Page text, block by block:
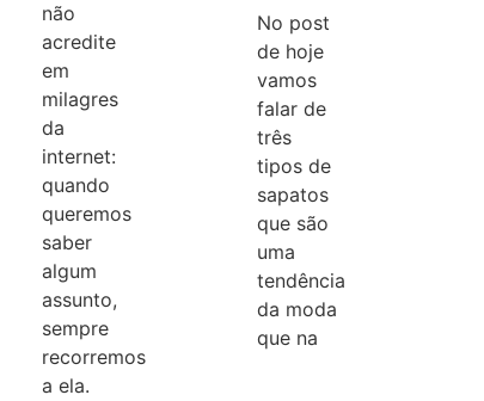
não
acredite
em
milagres
da
internet:
quando
queremos
saber
algum
assunto,
sempre
recorremos
a ela.
No post
de hoje
vamos
falar de
três
tipos de
sapatos
que são
uma
tendência
da moda
que na